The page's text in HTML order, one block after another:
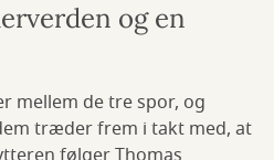
og en
mellem de tre spor, og
træder frem i takt med, at